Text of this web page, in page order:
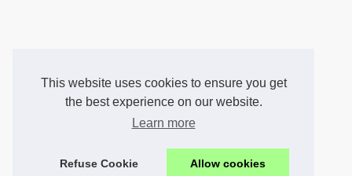
This website uses cookies to ensure you get
the best experience on our website.
Learn more
Refuse Cookie Allow cookies